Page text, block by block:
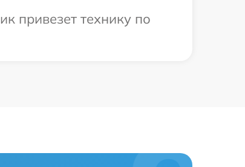
привезет технику по